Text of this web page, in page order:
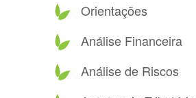
Orientações
Análise Financeira
Análise de Riscos